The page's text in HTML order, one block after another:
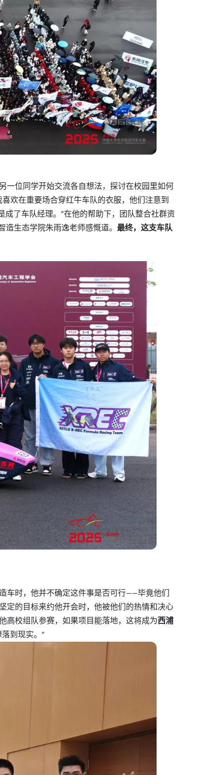
一位同学开始交流各自想法，探讨在校园里如何
欢在重要场合穿红牛车队的衣服，他们注意到
了车队经理。”在他的帮助下，团队整合社群资
造生态学院朱雨逸老师感慨道。最终，这支车队
车时，他并不确定这件事是否可行——毕竟他们
定的目标来约他开会时，他被他们的热情和决心
高校组队参赛，如果项目能落地，这将成为西浦
到现实。”